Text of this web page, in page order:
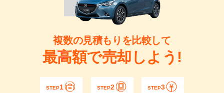
複数の見積もりを比較して
最高額で売却しよう!
STEP1 STEP2 STEP3